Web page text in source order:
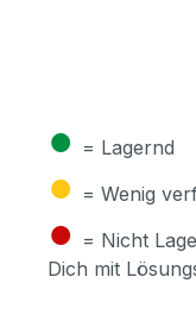
● = Lagernd
● = Wenig
● = Nicht
Dich mit